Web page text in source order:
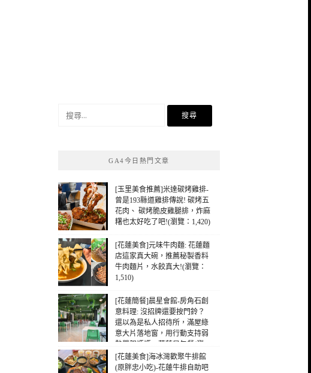
GA4今日熱門文章
[玉里美食推薦]米達碳烤雞排-
曾是193縣道雞排傳說! 碳烤五
花肉、 碳烤脆皮雞腿排，炸麻
糬也太好吃了吧!(瀏覽：1,420)
[花蓮美食]元味牛肉麵: 花蓮麵
店這家真大碗，推薦秘製香料
牛肉麵片，水餃真大!(瀏覽：
1,510)
[花蓮簡餐]晨星會館-房角石創
意料理: 沒招牌還要按門鈴？
還以為是私人招待所，滿屋綠
意大片落地窗，用行動支持弱
勢單親媽媽，花蓮早午餐(瀏
覽：400)
[花蓮美食]海冰灣歡聚牛排館
(原胖忠小吃)-花蓮牛排自助吧